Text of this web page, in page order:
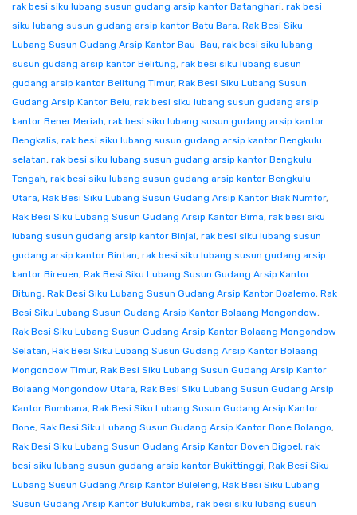
rak besi siku lubang susun gudang arsip kantor Batanghari, rak besi
siku lubang susun gudang arsip kantor Batu Bara, Rak Besi Siku
Lubang Susun Gudang Arsip Kantor Bau-Bau, rak besi siku lubang
susun gudang arsip kantor Belitung, rak besi siku lubang susun
gudang arsip kantor Belitung Timur, Rak Besi Siku Lubang Susun
Gudang Arsip Kantor Belu, rak besi siku lubang susun gudang arsip
kantor Bener Meriah, rak besi siku lubang susun gudang arsip kantor
Bengkalis, rak besi siku lubang susun gudang arsip kantor Bengkulu
selatan, rak besi siku lubang susun gudang arsip kantor Bengkulu
Tengah, rak besi siku lubang susun gudang arsip kantor Bengkulu
Utara, Rak Besi Siku Lubang Susun Gudang Arsip Kantor Biak Numfor,
Rak Besi Siku Lubang Susun Gudang Arsip Kantor Bima, rak besi siku
lubang susun gudang arsip kantor Binjai, rak besi siku lubang susun
gudang arsip kantor Bintan, rak besi siku lubang susun gudang arsip
kantor Bireuen, Rak Besi Siku Lubang Susun Gudang Arsip Kantor
Bitung, Rak Besi Siku Lubang Susun Gudang Arsip Kantor Boalemo, Rak
Besi Siku Lubang Susun Gudang Arsip Kantor Bolaang Mongondow,
Rak Besi Siku Lubang Susun Gudang Arsip Kantor Bolaang Mongondow
Selatan, Rak Besi Siku Lubang Susun Gudang Arsip Kantor Bolaang
Mongondow Timur, Rak Besi Siku Lubang Susun Gudang Arsip Kantor
Bolaang Mongondow Utara, Rak Besi Siku Lubang Susun Gudang Arsip
Kantor Bombana, Rak Besi Siku Lubang Susun Gudang Arsip Kantor
Bone, Rak Besi Siku Lubang Susun Gudang Arsip Kantor Bone Bolango,
Rak Besi Siku Lubang Susun Gudang Arsip Kantor Boven Digoel, rak
besi siku lubang susun gudang arsip kantor Bukittinggi, Rak Besi Siku
Lubang Susun Gudang Arsip Kantor Buleleng, Rak Besi Siku Lubang
Susun Gudang Arsip Kantor Bulukumba, rak besi siku lubang susun